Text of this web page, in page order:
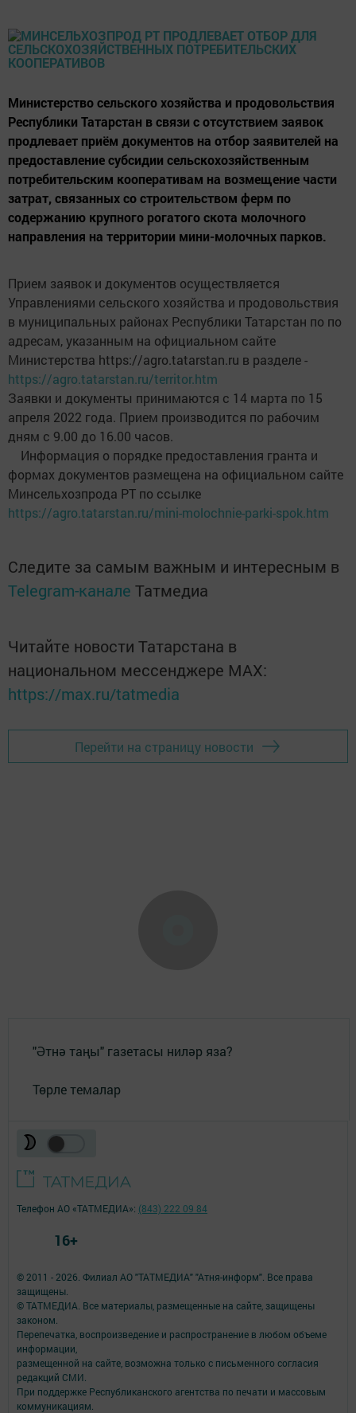
Министерство сельского хозяйства и продовольствия
Республики Татарстан в связи с отсутствием заявок
продлевает приём документов на отбор заявителей на
предоставление субсидии сельскохозяйственным
потребительским кооперативам на возмещение части
затрат, связанных со строительством ферм по
содержанию крупного рогатого скота молочного
направления на территории мини-молочных парков.
Прием заявок и документов осуществляется
Управлениями сельского хозяйства и продовольствия
в муниципальных районах Республики Татарстан по по
адресам, указанным на официальном сайте
Министерства https://agro.tatarstan.ru в разделе -
https://agro.tatarstan.ru/territor.htm
Заявки и документы принимаются с 14 марта по 15
апреля 2022 года. Прием производится по рабочим
дням с 9.00 до 16.00 часов.
Информация о порядке предоставления гранта и
формах документов размещена на официальном сайте
Минсельхозпрода РТ по ссылке
https://agro.tatarstan.ru/mini-molochnie-parki-spok.htm
Следите за самым важным и интересным в
Telegram-канале Татмедиа
Читайте новости Татарстана в
национальном мессенджере MАХ:
https://max.ru/tatmedia
Перейти на страницу новости
"Әтнә таңы" газетасы ниләр яза?
Төрле темалар
© 2011 - 2026. Филиал АО "ТАТМЕДИА" "Атня-информ". Все права
защищены.
© ТАТМЕДИА. Все материалы, размещенные на сайте, защищены
законом.
Перепечатка, воспроизведение и распространение в любом объеме
информации,
размещенной на сайте, возможна только с письменного согласия
редакций СМИ.
При поддержке Республиканского агентства по печати и массовым
коммуникациям.
Телефон АО «ТАТМЕДИА»: (843) 222 09 84
16+